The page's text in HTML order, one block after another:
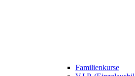
Familienkurse